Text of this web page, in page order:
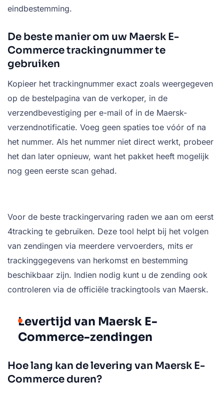
eindbestemming.
De beste manier om uw Maersk E-
Commerce trackingnummer te
gebruiken
Kopieer het trackingnummer exact zoals weergegeven
op de bestelpagina van de verkoper, in de
verzendbevestiging per e-mail of in de Maersk-
verzendnotificatie. Voeg geen spaties toe vóór of na
het nummer. Als het nummer niet direct werkt, probeer
het dan later opnieuw, want het pakket heeft mogelijk
nog geen eerste scan gehad.
Voor de beste trackingervaring raden we aan om eerst
4tracking te gebruiken. Deze tool helpt bij het volgen
van zendingen via meerdere vervoerders, mits er
trackinggegevens van herkomst en bestemming
beschikbaar zijn. Indien nodig kunt u de zending ook
controleren via de officiële trackingtools van Maersk.
Levertijd van Maersk E-
Commerce-zendingen
Hoe lang kan de levering van Maersk E-
Commerce duren?